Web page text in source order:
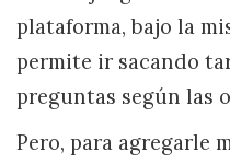
plataforma, bajo la
permite ir sacando
preguntas según las
Pero, para agregarle